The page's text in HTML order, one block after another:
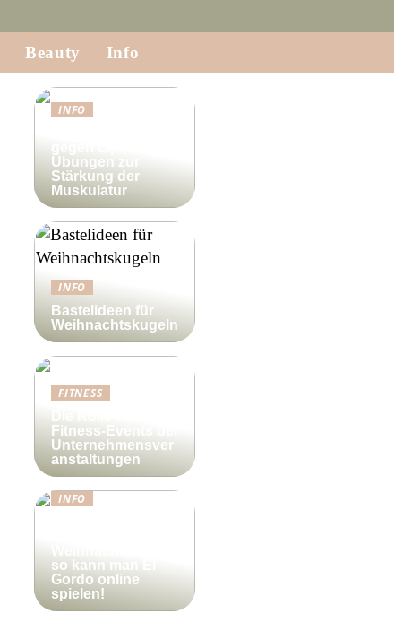
Beauty Info
INFO
Übungen zur
Stärkung der
Muskulatur
INFO
Bastelideen für
Weihnachtskugeln
FITNESS
Fitness-Events bei
Unternehmensver
anstaltungen
INFO
so kann man El
Gordo online
spielen!